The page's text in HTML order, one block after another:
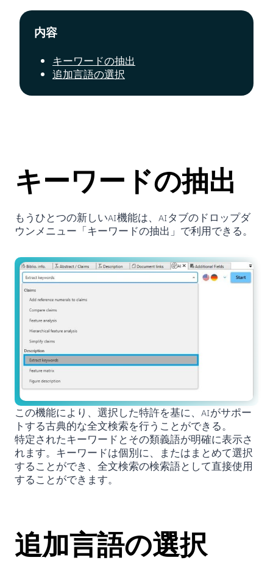
内容
キーワードの抽出
追加言語の選択
キーワードの抽出
もうひとつの新しいAI機能は、AIタブのドロップダ
ウンメニュー「キーワードの抽出」で利用できる。
この機能により、選択した特許を基に、AIがサポー
トする古典的な全文検索を行うことができる。
特定されたキーワードとその類義語が明確に表示さ
れます。キーワードは個別に、またはまとめて選択
することができ、全文検索の検索語として直接使用
することができます。
追加言語の選択